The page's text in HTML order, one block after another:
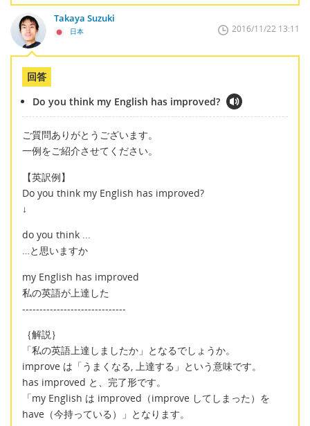
Takaya Suzuki
日本 2016/11/22 13:11
回答
Do you think my English has improved?
ご質問ありがとうございます。
一例をご紹介させてください。
【英訳例】
Do you think my English has improved?
↓
do you think ...
…と思いますか
my English has improved
私の英語が上達した
------------------------------
｛解説｝
「私の英語上達しましたか」となるでしょうか。
improve は「うまくなる, 上達する」という意味です。
has improved と、完了形です。
「my English は improved（improve してしまった）を
have（今持っている）」となります。